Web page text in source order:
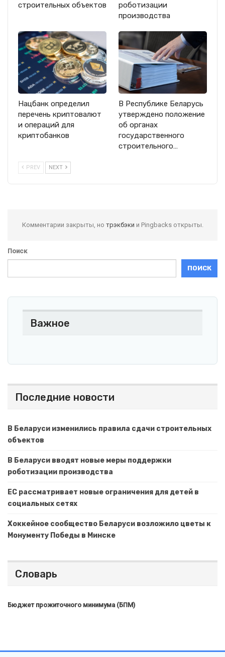
строительных объектов
роботизации
производства
Нацбанк определил
перечень криптовалют
и операций для
криптобанков
В Республике Беларусь
утверждено положение
об органах
государственного
строительного…
PREV NEXT
Комментарии закрыты, но трэкбэки и Pingbacks открыты.
Поиск
ПОИСК
Важное
Последние новости
В Беларуси изменились правила сдачи строительных
объектов
В Беларуси вводят новые меры поддержки
роботизации производства
ЕС рассматривает новые ограничения для детей в
социальных сетях
Хоккейное сообщество Беларуси возложило цветы к
Монументу Победы в Минске
Словарь
Бюджет прожиточного минимума (БПМ)